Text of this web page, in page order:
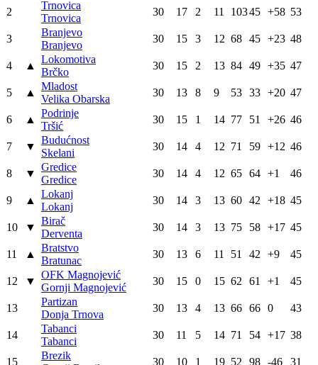
2
Trnovica
Trnovica
30 17 2 11 10345 +58 53
3
Branjevo
Branjevo
30 15 3 12 68 45 +23 48
4 ▲
Lokomotiva
Brčko
30 15 2 13 84 49 +35 47
5 ▲
Mladost
Velika Obarska
30 13 8 9 53 33 +20 47
6 ▲
Podrinje
Tršić
30 15 1 14 77 51 +26 46
7 ▼
Budućnost
Skelani
30 14 4 12 71 59 +12 46
8 ▼
Gredice
Gredice
30 14 4 12 65 64 +1 46
9 ▲
Lokanj
Lokanj
30 14 3 13 60 42 +18 45
10 ▼
Birač
Derventa
30 14 3 13 75 58 +17 45
11 ▲
Bratstvo
Bratunac
30 13 6 11 51 42 +9 45
12 ▼
OFK Magnojević
Gornji Magnojević
30 15 0 15 62 61 +1 45
13
Partizan
Donja Trnova
30 13 4 13 66 66 0 43
14
Tabanci
Tabanci
30 11 5 14 71 54 +17 38
15
Brezik
30 10 1 19 52 98 -46 31